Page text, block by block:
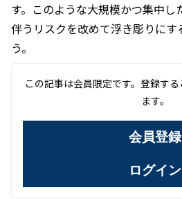
す。このような大規模かつ集中
伴うリスクを改めて浮き彫りにす
う。
この記事は会員限定です。登録す
ます。
会員登録
ログイン